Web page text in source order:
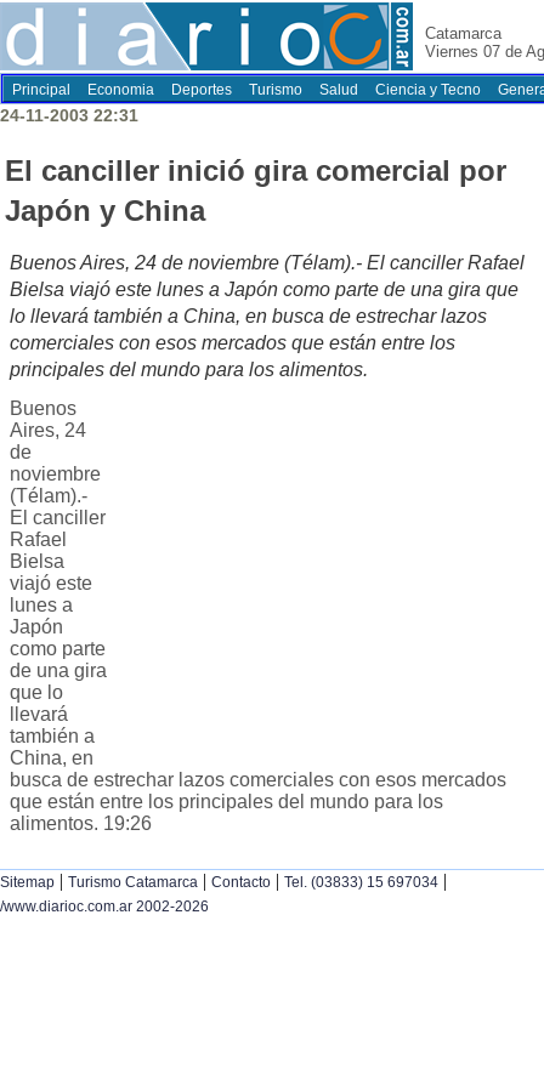
Catamarca
Viernes 07 de
Principal Economia Deportes Turismo Salud Ciencia y Tecno
24-11-2003 22:31
El canciller inició gira comercial por
Japón y China
Buenos Aires, 24 de noviembre (Télam).- El canciller Rafael
Bielsa viajó este lunes a Japón como parte de una gira que
lo llevará también a China, en busca de estrechar lazos
comerciales con esos mercados que están entre los
principales del mundo para los alimentos.
Buenos
Aires, 24
de
noviembre
(Télam).-
El canciller
Rafael
Bielsa
viajó este
lunes a
Japón
como parte
de una gira
que lo
llevará
también a
China, en
busca de estrechar lazos comerciales con esos mercados
que están entre los principales del mundo para los
alimentos. 19:26
Sitemap | Turismo Catamarca | Contacto | Tel. (03833) 15 697034 |
/www.diarioc.com.ar 2002-2026